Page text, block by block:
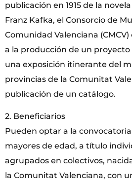
publicación en 1915 de la
Franz Kafka, el Consorcio de
Comunidad Valenciana
a la producción de un
una exposición itinerante del
provincias de la Comunitat
publicación de un catálogo.
2. Beneficiarios
Pueden optar a la
mayores de edad, a título
agrupados en colectivos,
la Comunitat Valenciana, con